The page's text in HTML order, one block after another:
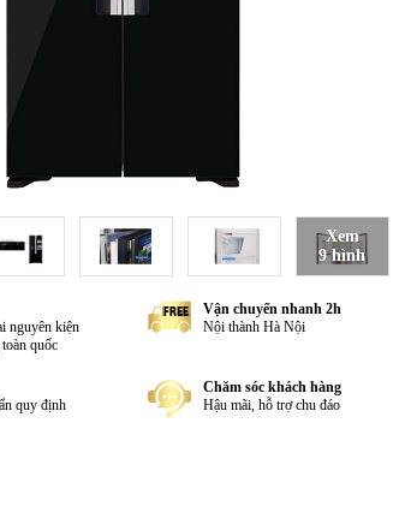
Xem
9 hình
nguyên kiện
quốc
Vận chuyển nhanh 2h
Nội thành Hà Nội
quy định
Chăm sóc khách hàng
Hậu mãi, hỗ trợ chu đáo